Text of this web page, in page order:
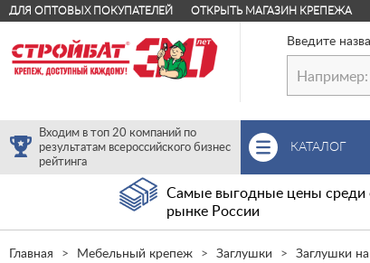
ДЛЯ ОПТОВЫХ ПОКУПАТЕЛЕЙ ОТКРЫТЬ МАГАЗИН КРЕПЕЖА
Введите
Входим в топ 20 компаний по
результатам всероссийского бизнес
рейтинга
КАТАЛОГ
Самые выгодные цены среди
рынке России
Главная Мебельный крепеж Заглушки Заглушки